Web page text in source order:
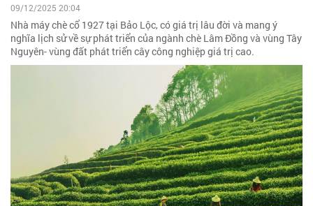
09/12/2025 20:04
Nhà máy chè cổ 1927 tại Bảo Lộc, có giá trị lâu đời và mang ý
nghĩa lịch sử về sự phát triển của ngành chè Lâm Đồng và vùng Tây
Nguyên- vùng đất phát triển cây công nghiệp giá trị cao.